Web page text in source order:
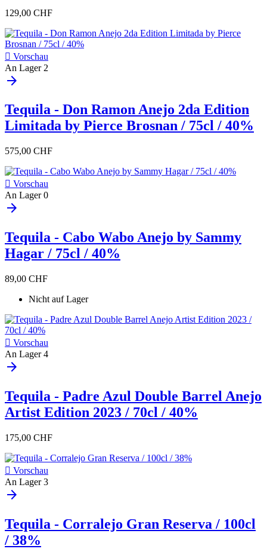
129,00 CHF
 Vorschau
An Lager 2
arrow_forward
Tequila - Don Ramon Anejo 2da Edition
Limitada by Pierce Brosnan / 75cl / 40%
575,00 CHF
 Vorschau
An Lager 0
arrow_forward
Tequila - Cabo Wabo Anejo by Sammy
Hagar / 75cl / 40%
89,00 CHF
Nicht auf Lager
 Vorschau
An Lager 4
arrow_forward
Tequila - Padre Azul Double Barrel Anejo
Artist Edition 2023 / 70cl / 40%
175,00 CHF
 Vorschau
An Lager 3
arrow_forward
Tequila - Corralejo Gran Reserva / 100cl
/ 38%